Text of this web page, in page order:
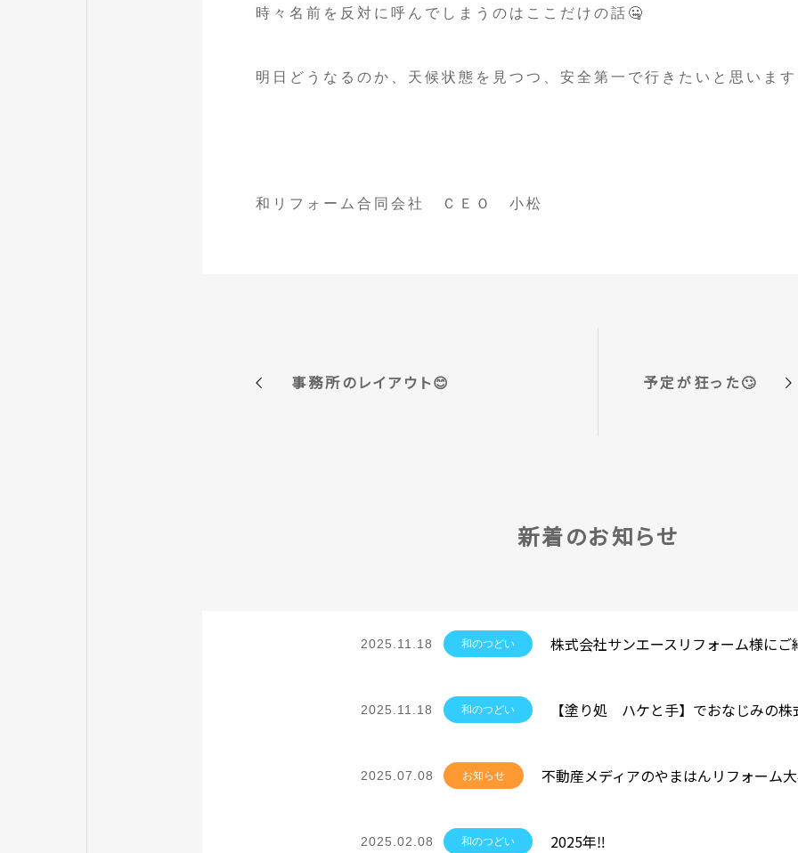
時々名前を反対に呼んでしまうのはここだけの話🤐
明日どうなるのか、天候状態を見つつ、安全第一で行きたいと思いま
和リフォーム合同会社 ＣＥＯ 小松
事務所のレイアウト😊 予定が狂った🙄
新着のお知らせ
2025.11.18 和のつどい
2025.11.18 和のつどい
2025.07.08 お知らせ
2025.02.08 和のつどい 2025年‼